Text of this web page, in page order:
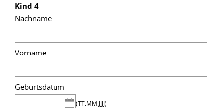
Kind 4
Nachname
Vorname
Geburtsdatum
(TT.MM.JJJJ)